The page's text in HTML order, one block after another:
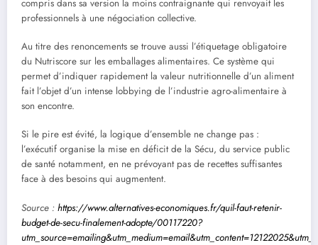
compris dans sa version la moins contraignante qui renvoyait les
professionnels à une négociation collective.
Au titre des renoncements se trouve aussi l’étiquetage obligatoire
du Nutriscore sur les emballages alimentaires. Ce système qui
permet d’indiquer rapidement la valeur nutritionnelle d’un aliment
fait l’objet d’un intense lobbying de l’industrie agro-alimentaire à
son encontre.
Si le pire est évité, la logique d’ensemble ne change pas :
l’exécutif organise la mise en déficit de la Sécu, du service public
de santé notamment, en ne prévoyant pas de recettes suffisantes
face à des besoins qui augmentent.
Source : https://www.alternatives-economiques.fr/quil-faut-retenir-
budget-de-secu-finalement-adopte/00117220?